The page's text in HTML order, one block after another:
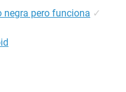
negra pero funciona ✓